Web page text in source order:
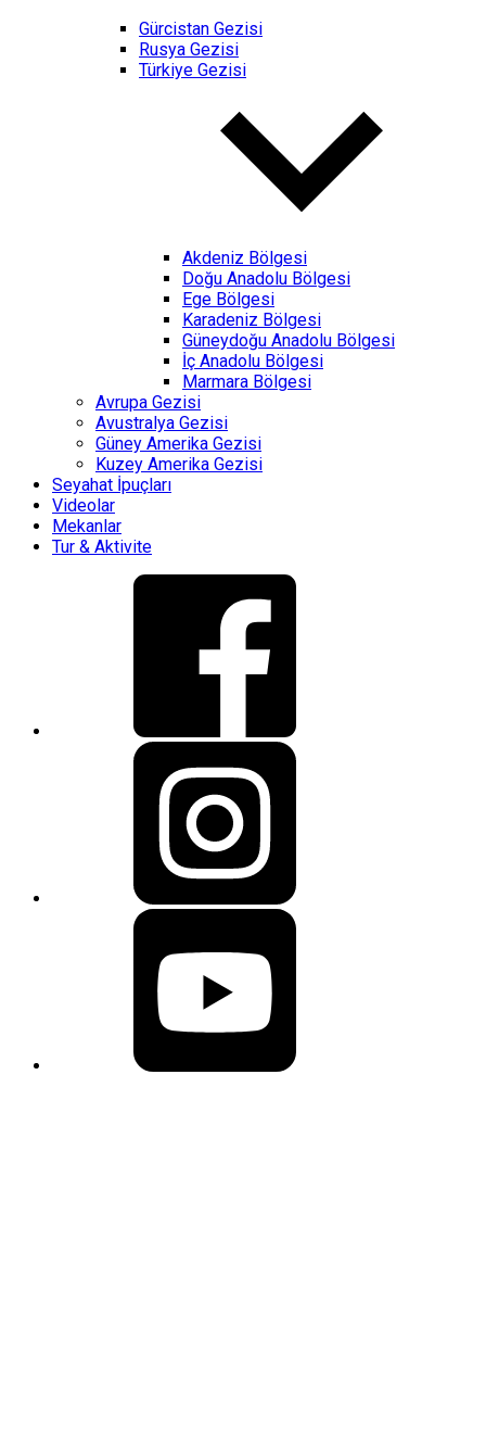
Gürcistan Gezisi
Rusya Gezisi
Türkiye Gezisi
Akdeniz Bölgesi
Doğu Anadolu Bölgesi
Ege Bölgesi
Karadeniz Bölgesi
Güneydoğu Anadolu Bölgesi
İç Anadolu Bölgesi
Marmara Bölgesi
Avrupa Gezisi
Avustralya Gezisi
Güney Amerika Gezisi
Kuzey Amerika Gezisi
Seyahat İpuçları
Videolar
Mekanlar
Tur & Aktivite